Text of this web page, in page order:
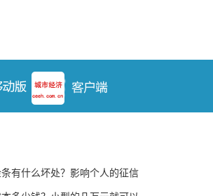
有什么坏处？影响个人的征信